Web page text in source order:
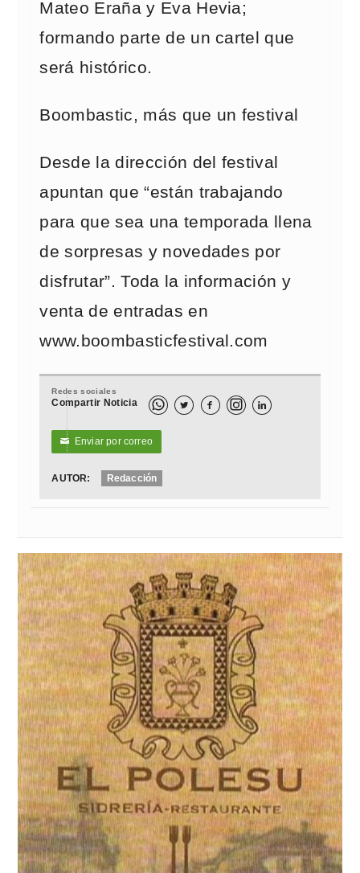
Mateo Eraña y Eva Hevia;
formando parte de un cartel que
será histórico.
Boombastic, más que un festival
Desde la dirección del festival
apuntan que “están trabajando
para que sea una temporada llena
de sorpresas y novedades por
disfrutar”. Toda la información y
venta de entradas en
www.boombasticfestival.com
Redes sociales
Compartir Noticia   
✉ Enviar por correo
AUTOR: Redacción